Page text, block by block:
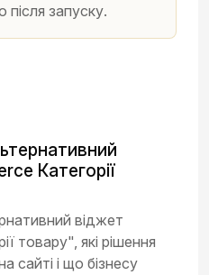
запуску.
Категорії
віджет
товару", які рішення
сайті і що бізнесу